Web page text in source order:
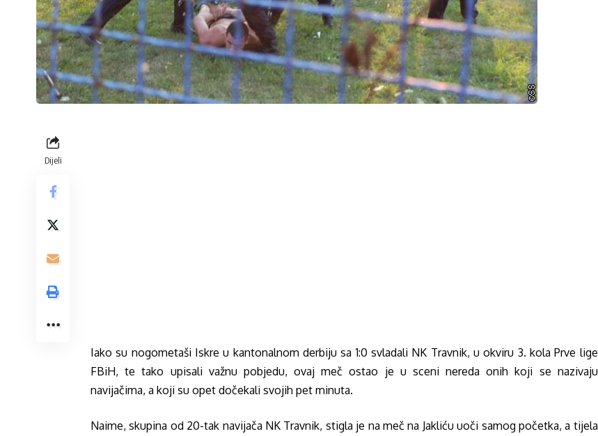
Dijeli
Iako su nogometaši Iskre u kantonalnom derbiju sa 1:0 svladali NK Travnik, u okviru 3. kola Prve lige
FBiH, te tako upisali važnu pobjedu, ovaj meč ostao je u sceni nereda onih koji se nazivaju
navijačima, a koji su opet dočekali svojih pet minuta.
Naime, skupina od 20-tak navijača NK Travnik, stigla je na meč na Jakliću uoči samog početka, a tijela